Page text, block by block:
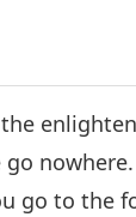
2018-03-23
go
go to the